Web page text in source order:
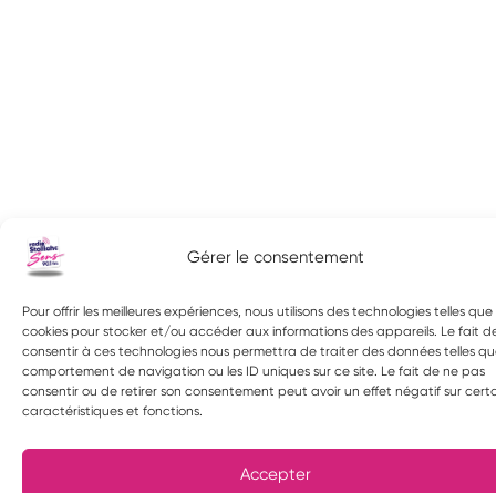
Gérer le consentement
Pour offrir les meilleures expériences, nous utilisons des technologies telles que
cookies pour stocker et/ou accéder aux informations des appareils. Le fait
consentir à ces technologies nous permettra de traiter des données telles
comportement de navigation ou les ID uniques sur ce site. Le fait de ne pas
consentir ou de retirer son consentement peut avoir un effet négatif sur
caractéristiques et fonctions.
Accepter